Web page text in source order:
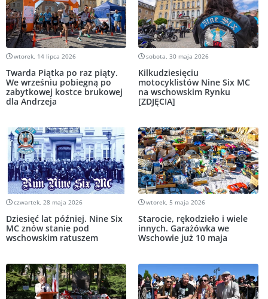
wtorek, 14 lipca 2026
Twarda Piątka po raz piąty.
We wrześniu pobiegną po
zabytkowej kostce brukowej
dla Andrzeja
sobota, 30 maja 2026
Kilkudziesięciu
motocyklistów Nine Six MC
na wschowskim Rynku
[ZDJĘCIA]
czwartek, 28 maja 2026
Dziesięć lat później. Nine Six
MC znów stanie pod
wschowskim ratuszem
wtorek, 5 maja 2026
Starocie, rękodzieło i wiele
innych. Garażówka we
Wschowie już 10 maja